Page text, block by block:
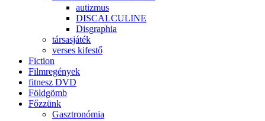
autizmus
DISCALCULINE
Disgraphia
társasjáték
verses kifestő
Fiction
Filmregények
fitnesz DVD
Földgömb
Főzzünk
Gasztronómia